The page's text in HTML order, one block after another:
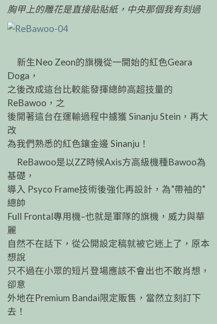
胸甲上的雕花是直接貼貼紙，中央那個我有刻過
新生Neo Zeon的旗機從一開始的紅色Geara
Doga，
之後改成這台比較能發揮總帥高超技量的
ReBawoo，之
後開著這台在運輸過程中擄獲 Sinanju Stein，再大
改
為我們熟悉的紅色鑲金邊 Sinanju！
ReBawoo是以ZZ時候Axis方高級機種Bawoo為
基礎，
導入 Psyco Frame技術後強化再設計，為”帶袖的”
總帥
Full Frontal專用機–也就是軍隊的旗機，威力與華
麗
自然不在話下，從公開設定稿就被它迷上了，原本
想說
只不過在小眾的短片登場應該不會出也不敢肖想，
卻意
外地在Premium Bandai限定販售，當然立刻訂下
去！